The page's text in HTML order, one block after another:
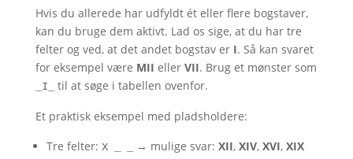
Hvis du allerede har udfyldt ét eller flere bogstaver,
kan du bruge dem aktivt. Lad os sige, at du har tre
felter og ved, at det andet bogstav er I. Så kan svaret
for eksempel være MII eller VII. Brug et mønster som
_I_ til at søge i tabellen ovenfor.
Et praktisk eksempel med pladsholdere:
Tre felter: X _ _ → mulige svar: XII, XIV, XVI, XIX